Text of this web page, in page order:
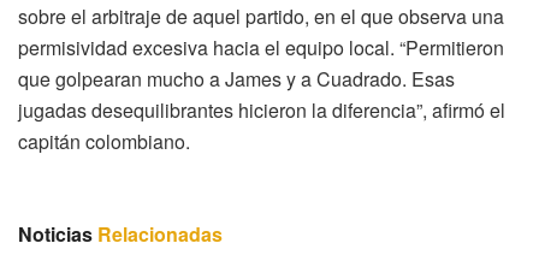
sobre el arbitraje de aquel partido, en el que observa una
permisividad excesiva hacia el equipo local. “Permitieron
que golpearan mucho a James y a Cuadrado. Esas
jugadas desequilibrantes hicieron la diferencia”, afirmó el
capitán colombiano.
Noticias Relacionadas